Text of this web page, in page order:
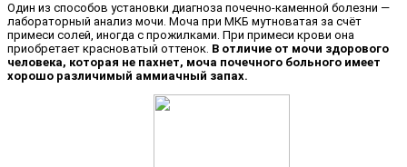
Один из способов установки диагноза почечно-каменной болезни —
лабораторный анализ мочи. Моча при МКБ мутноватая за счёт
примеси солей, иногда с прожилками. При примеси крови она
приобретает красноватый оттенок. В отличие от мочи здорового
человека, которая не пахнет, моча почечного больного имеет
хорошо различимый аммиачный запах.